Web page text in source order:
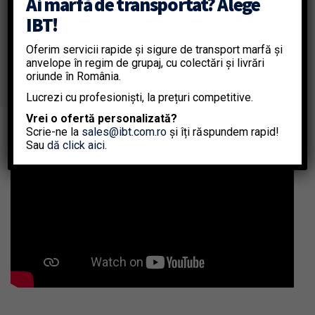
ACCESSORIES
IBT!
Oferim servicii rapide și sigure de transport marfă și
anvelope în regim de grupaj, cu colectări și livrări
oriunde în România.
Lucrezi cu profesioniști, la prețuri competitive.
Vrei o ofertă personalizată?
Scrie-ne la sales@ibt.com.ro și îți răspundem rapid!
Saudă click aici.